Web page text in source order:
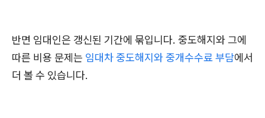
반면 임대인은 갱신된 기간에 묶입니다. 중도해지와 그에
따른 비용 문제는 임대차 중도해지와 중개수수료 부담에서
더 볼 수 있습니다.